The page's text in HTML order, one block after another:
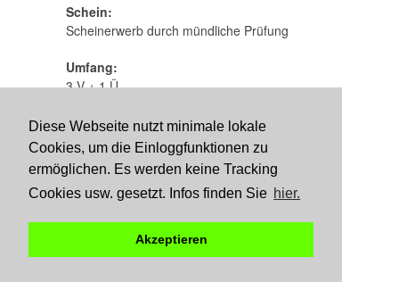
Diese Webseite nutzt minimale lokale
Cookies, um die Einloggfunktionen zu
ermöglichen. Es werden keine Tracking
Cookies usw. gesetzt. Infos finden Sie hier.
Akzeptieren
Schein:
Scheinerwerb durch mündliche Prüfung
Umfang:
3 V + 1 Ü
Bib
LSF
Datenschutzerklärung Impressum